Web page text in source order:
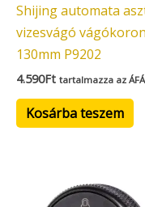
Shijing automata
vizesvágó
130mm P9202
4.590Ft tartalmazza az
Kosárba teszem